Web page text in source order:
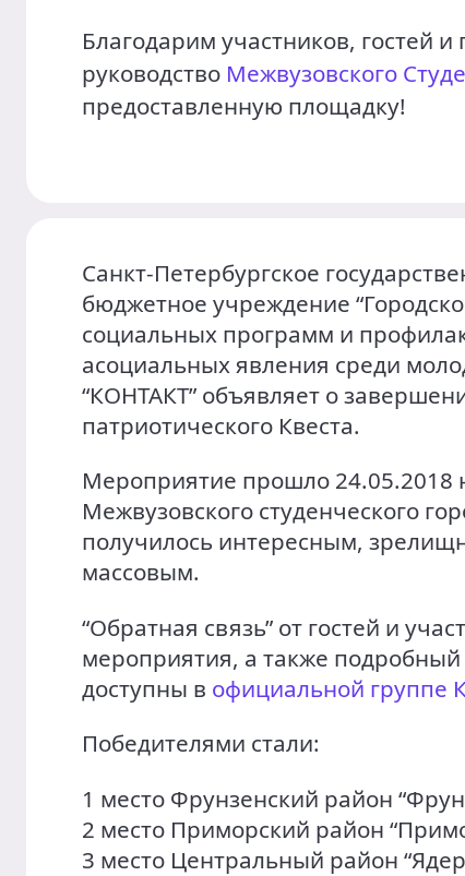
Благодарим участников, гостей
руководство Межвузовского
предоставленную площадку!
Санкт-Петербургское
бюджетное учреждение
социальных программ и
асоциальных явления среди
“КОНТАКТ” объявляет о
патриотического Квеста.
Мероприятие прошло 24.05.2018
Межвузовского студенческого
получилось интересным,
массовым.
“Обратная связь” от гостей и
мероприятия, а также подробный
доступны в официальной группе
Победителями стали:
1 место Фрунзенский район
2 место Приморский район
3 место Центральный район